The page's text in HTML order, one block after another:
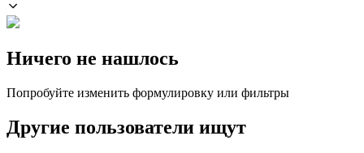
Ничего не нашлось
Попробуйте изменить формулировку или фильтры
Другие пользователи ищут